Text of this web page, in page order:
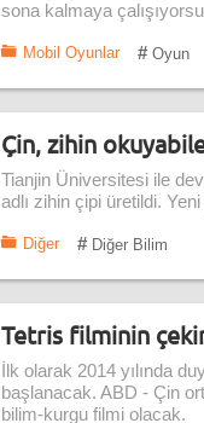
sona kalmaya
Mobil Oyunlar # Oyun
Çin, zihin
Tianjin Üniversitesi ile
adlı zihin çipi üretildi.
Diğer # Diğer Bilim
Tetris filminin
İlk olarak 2014 yılında
başlanacak. ABD - Çin
bilim-kurgu filmi olacak.